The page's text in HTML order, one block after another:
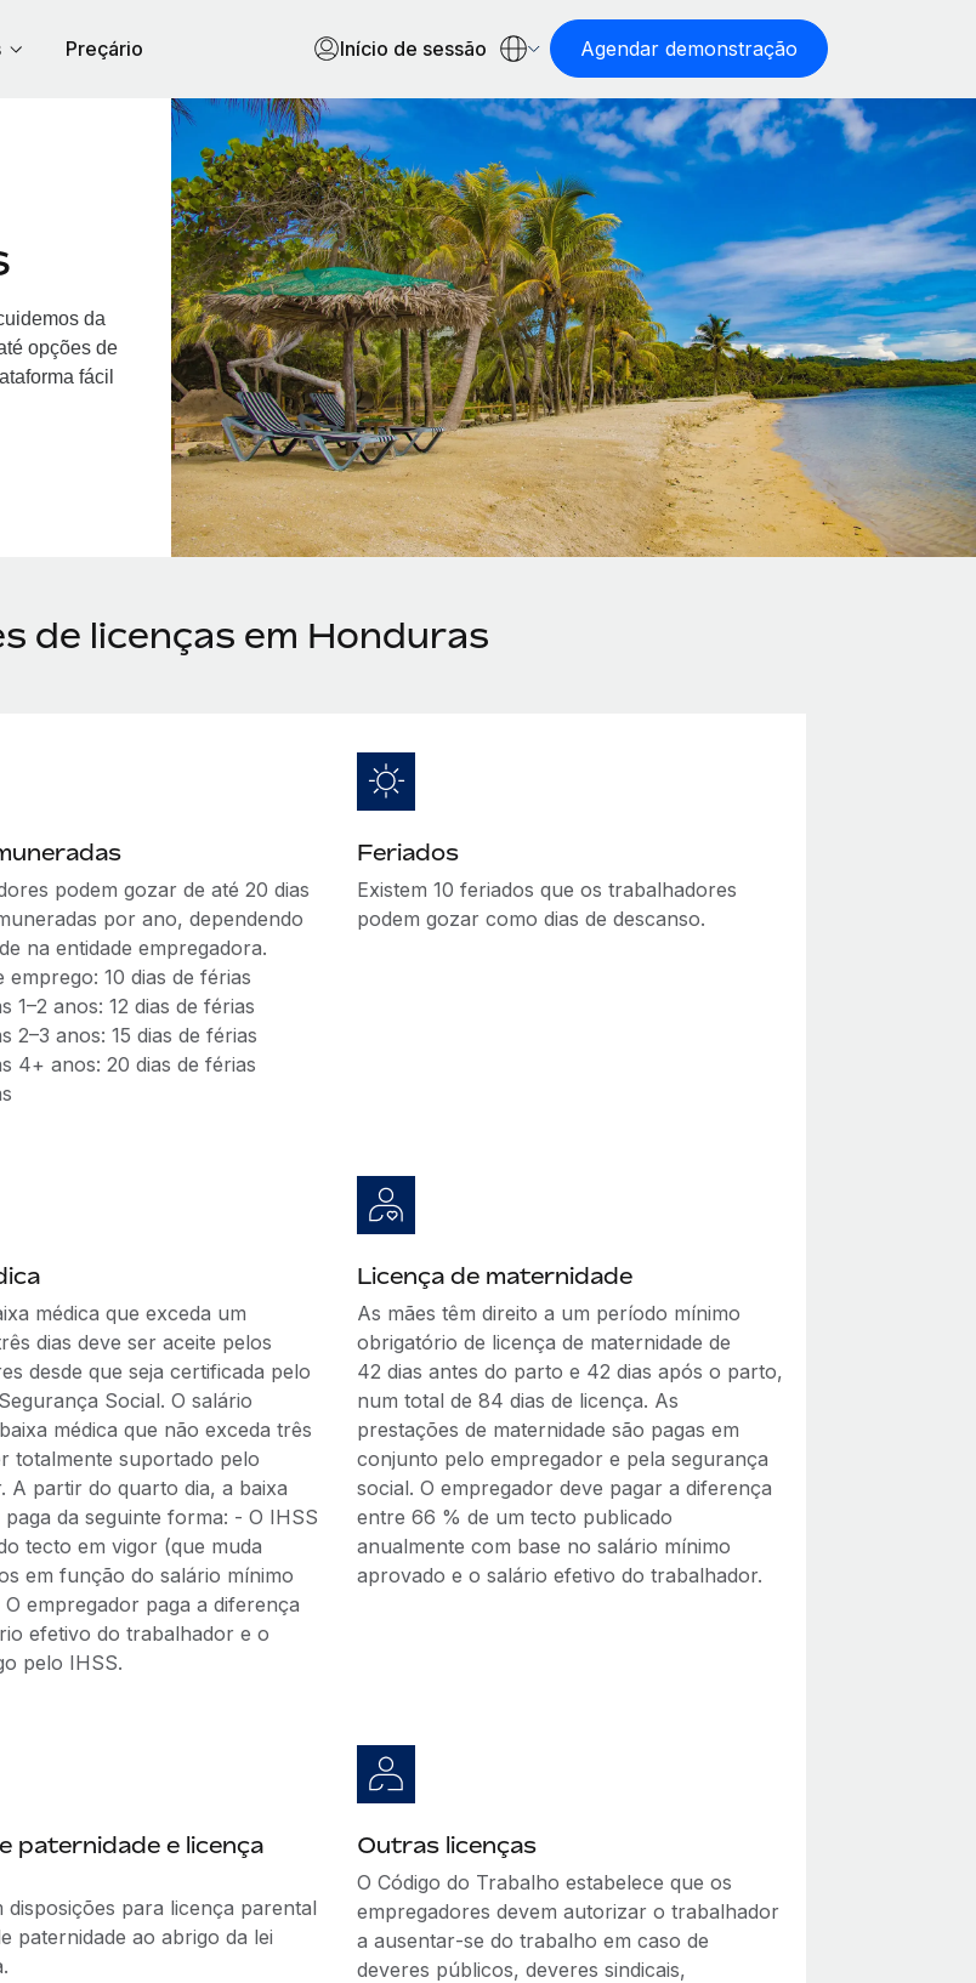
Preçário Início de sessão Agendar demonstração
da
opções de
fácil
de licenças em Honduras
podem gozar de até 20 dias
por ano, dependendo
na entidade empregadora.
emprego: 10 dias de férias
1–2 anos: 12 dias de férias
2–3 anos: 15 dias de férias
4+ anos: 20 dias de férias
Feriados
Existem 10 feriados que os trabalhadores
podem gozar como dias de descanso.
médica que exceda um
dias deve ser aceite pelos
desde que seja certificada pelo
Social. O salário
médica que não exceda três
totalmente suportado pelo
A partir do quarto dia, a baixa
paga da seguinte forma: - O IHSS
tecto em vigor (que muda
em função do salário mínimo
empregador paga a diferença
efetivo do trabalhador e o
pelo IHSS.
Licença de maternidade
As mães têm direito a um período mínimo
obrigatório de licença de maternidade de
42 dias antes do parto e 42 dias após o parto,
num total de 84 dias de licença. As
prestações de maternidade são pagas em
conjunto pelo empregador e pela segurança
social. O empregador deve pagar a diferença
entre 66 % de um tecto publicado
anualmente com base no salário mínimo
aprovado e o salário efetivo do trabalhador.
paternidade e licença
disposições para licença parental
paternidade ao abrigo da lei
Outras licenças
O Código do Trabalho estabelece que os
empregadores devem autorizar o trabalhador
a ausentar‑se do trabalho em caso de
deveres públicos, deveres sindicais,